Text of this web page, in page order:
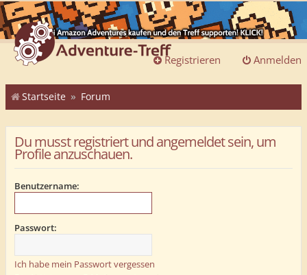
Anmelden
Registrieren
Startseite Forum
Du musst registriert und angemeldet sein, um
Profile anzuschauen.
Benutzername:
Passwort:
Ich habe mein Passwort vergessen